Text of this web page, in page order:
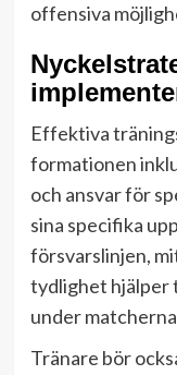
offensiva
Effektiva
formationen
och ansvar för
sina specifika
försvarslinjen,
tydlighet hjälper
under
Tränare bör